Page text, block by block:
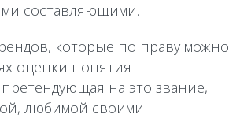
составляющими.
которые по праву можно
оценки понятия
на это звание,
любимой своими